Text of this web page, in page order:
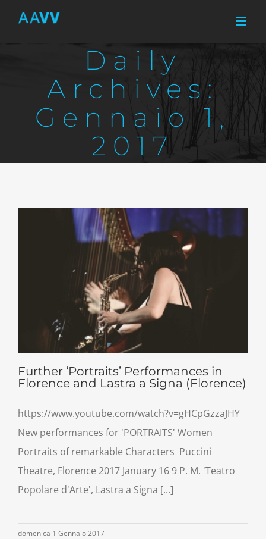
Daily
Archives:
Gennaio 1,
2017
Further ‘Portraits’ Performances in
Florence and Lastra a Signa (Florence)
https://www.youtube.com/watch?v=gHCpGzzaJHY
New performances for 'PORTRAITS' Women
Portraits of remarkable Characters Puccini
Theatre, Florence 2017 January 16 9 P. M. 'Teatro
Popolare d'Arte', Lastra a Signa [...]
domenica 1 Gennaio 2017